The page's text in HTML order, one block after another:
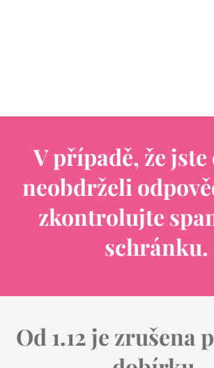
V případě, že jste
neobdrželi
zkontrolujte
schránku.
Od 1.12 je zrušena